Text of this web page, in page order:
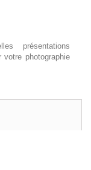
présentations
photographie